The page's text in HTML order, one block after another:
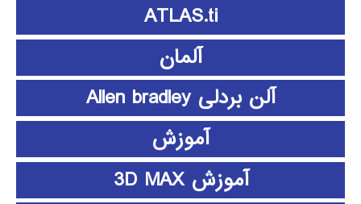
ATLAS.ti
آلمان
آلن بردلی Allen bradley
آموزش
آموزش 3D MAX